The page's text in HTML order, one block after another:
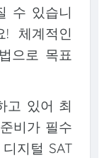
수 있습니
체계적인
으로 목표
고 있어 최
비가 필수
지털 SAT